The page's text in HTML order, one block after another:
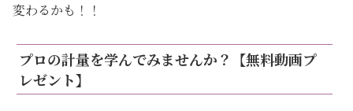
変わるかも！！
プロの計量を学んでみませんか？【無料動画プ
レゼント】